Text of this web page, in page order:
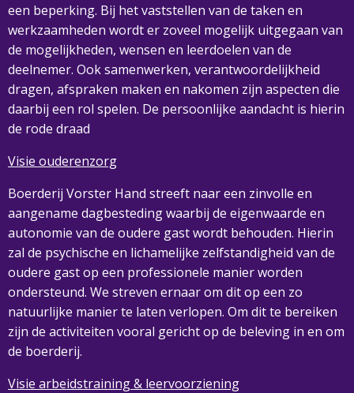
een beperking. Bij het vaststellen van de taken en
werkzaamheden wordt er zoveel mogelijk uitgegaan van
de mogelijkheden, wensen en leerdoelen van de
deelnemer. Ook samenwerken, verantwoordelijkheid
dragen, afspraken maken en nakomen zijn aspecten die
daarbij een rol spelen. De persoonlijke aandacht is hierin
de rode draad
Visie ouderenzorg
Boerderij Vorster Hand streeft naar een zinvolle en
aangename dagbesteding waarbij de eigenwaarde en
autonomie van de oudere gast wordt behouden. Hierin
zal de psychische en lichamelijke zelfstandigheid van de
oudere gast op een professionele manier worden
ondersteund. We streven ernaar om dit op een zo
natuurlijke manier te laten verlopen. Om dit te bereiken
zijn de activiteiten vooral gericht op de beleving in en om
de boerderij.
Visie arbeidstraining & leervoorziening